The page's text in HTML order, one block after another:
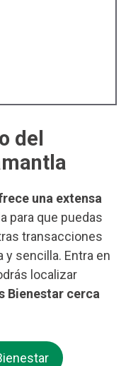
del
una extensa
para que puedas
transacciones
y sencilla. Entra en
localizar
Bienestar cerca